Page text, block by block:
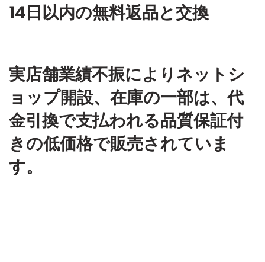
14日以内の無料返品と交換
実店舗業績不振によりネットシ
ョップ開設、在庫の一部は、代
金引換で支払われる品質保証付
きの低価格で販売されていま
す。